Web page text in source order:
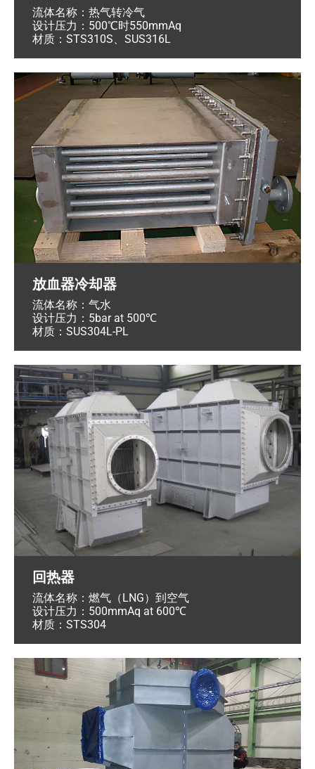
流体名称：热气转冷气
设计压力：500℃时550mmAq
材质：STS310S、SUS316L
放血器冷却器
流体名称：气水
设计压力：5bar at 500℃
材质：SUS304L-PL
回热器
流体名称：燃气（LNG）到空气
设计压力：500mmAq at 600℃
材质：STS304